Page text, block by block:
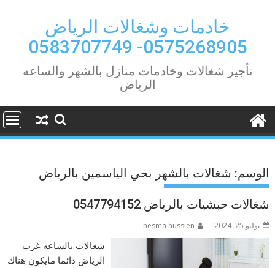
خادمات وشغالات الرياض
0575268905- 0583707749
تأجير شغالات وخادمات منازل بالشهر والساعه
الرياض
الوسم: شغالات بالشهر بحي الياسمين بالرياض
شغالات حبشيات بالرياض 0547794152
يوليو 25, 2024 nesma hussien
شغالات بالساعه غرب
الرياض دائما مايكون هناك